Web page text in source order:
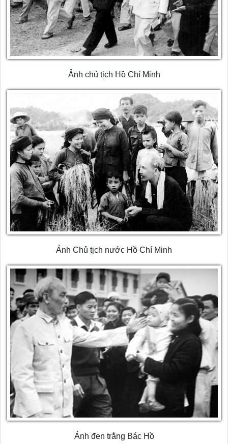
Ảnh chủ tịch Hồ Chí Minh
Ảnh Chủ tịch nước Hồ Chí Minh
Ảnh đen trắng Bác Hồ